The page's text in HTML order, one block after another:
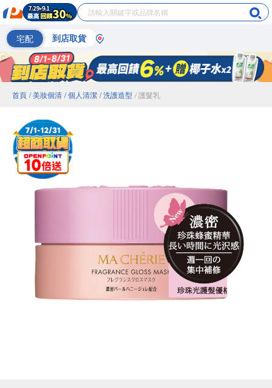
宅配 到店取貨
首頁 / 美妝個清 / 個人清潔 / 洗護造型 / 護髮乳